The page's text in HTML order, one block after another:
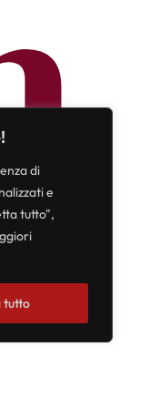
di
e
tutto",
tutto